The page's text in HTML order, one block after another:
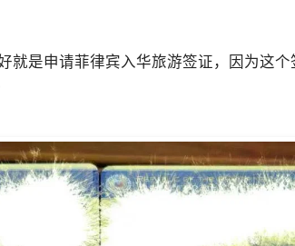
是申请菲律宾入华旅游签证，因为这